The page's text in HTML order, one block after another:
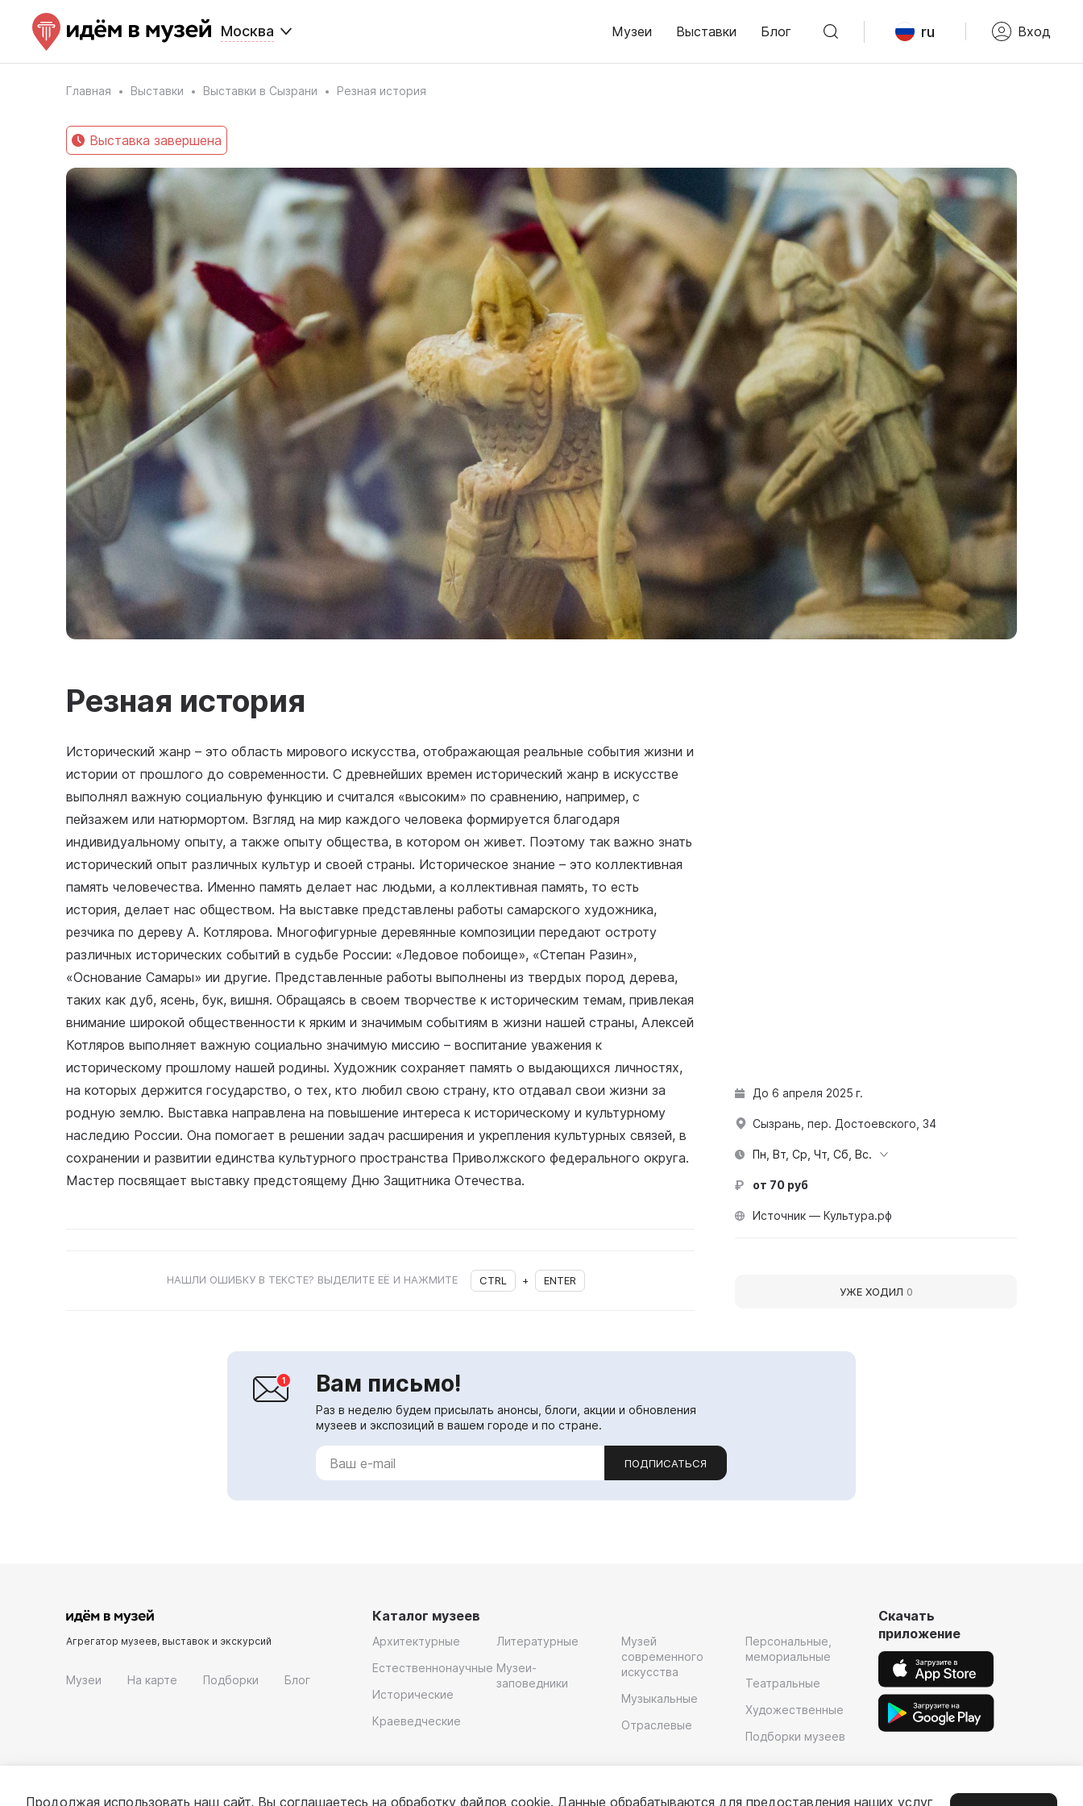
Москва Музеи Выставки Блог ru Вход
Главная Выставки Выставки в Сызрани Резная история
Выставка завершена
Резная история
Исторический жанр – это область мирового искусства, отображающая реальные события жизни и
истории от прошлого до современности. С древнейших времен исторический жанр в искусстве
выполнял важную социальную функцию и считался «высоким» по сравнению, например, с
пейзажем или натюрмортом. Взгляд на мир каждого человека формируется благодаря
индивидуальному опыту, а также опыту общества, в котором он живет. Поэтому так важно знать
исторический опыт различных культур и своей страны. Историческое знание – это коллективная
память человечества. Именно память делает нас людьми, а коллективная память, то есть
история, делает нас обществом. На выставке представлены работы самарского художника,
резчика по дереву А. Котлярова. Многофигурные деревянные композиции передают остроту
различных исторических событий в судьбе России: «Ледовое побоище», «Степан Разин»,
«Основание Самары» ии другие. Представленные работы выполнены из твердых пород дерева,
таких как дуб, ясень, бук, вишня. Обращаясь в своем творчестве к историческим темам, привлекая
внимание широкой общественности к ярким и значимым событиям в жизни нашей страны, Алексей
Котляров выполняет важную социально значимую миссию – воспитание уважения к
историческому прошлому нашей родины. Художник сохраняет память о выдающихся личностях,
на которых держится государство, о тех, кто любил свою страну, кто отдавал свои жизни за
родную землю. Выставка направлена на повышение интереса к историческому и культурному
наследию России. Она помогает в решении задач расширения и укрепления культурных связей, в
сохранении и развитии единства культурного пространства Приволжского федерального округа.
Мастер посвящает выставку предстоящему Дню Защитника Отечества.
НАШЛИ ОШИБКУ В ТЕКСТЕ? ВЫДЕЛИТЕ ЕЁ И НАЖМИТЕ CTRL + ENTER
До 6 апреля 2025 г.
Сызрань, пер. Достоевского, 34
Пн, Вт, Ср, Чт, Сб, Вс.
от 70 руб
Источник — Культура.рф
УЖЕ ХОДИЛ 0
Вам письмо!
Раз в неделю будем присылать анонсы, блоги, акции и обновления
музеев и экспозиций в вашем городе и по стране.
ПОДПИСАТЬСЯ
Агрегатор музеев, выставок и экскурсий
Музеи На карте Подборки Блог
Каталог музеев
Архитектурные
Естественнонаучные
Исторические
Краеведческие
Литературные
Музеи-
заповедники
Музей
современного
искусства
Музыкальные
Отраслевые
Персональные,
мемориальные
Театральные
Художественные
Подборки музеев
Скачать
приложение
Продолжая использовать наш сайт, Вы соглашаетесь на обработку файлов cookie. Данные обрабатываются для предоставления наших услуг